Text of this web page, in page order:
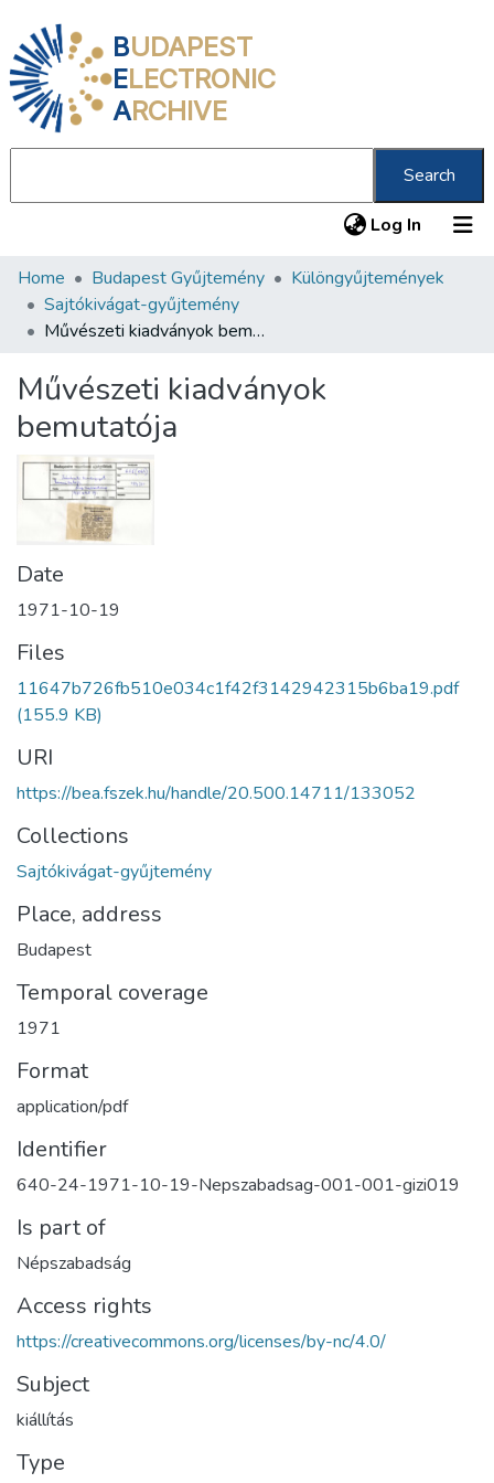
BUDAPEST
ELECTRONIC
ARCHIVE
Search
Log In (current)
Communities & Collections
All of DSpace
About us
Home Budapest Gyűjtemény
Különgyűjtemények
Sajtókivágat-gyűjtemény
Művészeti kiadványok bemutatója
Művészeti kiadványok
bemutatója
Date
1971-10-19
Files
11647b726fb510e034c1f42f3142942315b6ba19.pdf
(155.9 KB)
URI
https://bea.fszek.hu/handle/20.500.14711/133052
Collections
Sajtókivágat-gyűjtemény
Place, address
Budapest
Temporal coverage
1971
Format
application/pdf
Identifier
640-24-1971-10-19-Nepszabadsag-001-001-gizi019
Is part of
Népszabadság
Access rights
https://creativecommons.org/licenses/by-nc/4.0/
Subject
kiállítás
Type